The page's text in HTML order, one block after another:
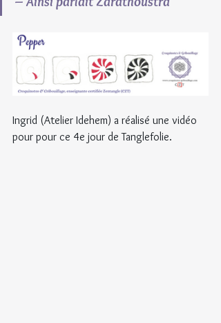
Ingrid (Atelier Idehem) a réalisé une vidéo
pour pour ce 4e jour de Tanglefolie.